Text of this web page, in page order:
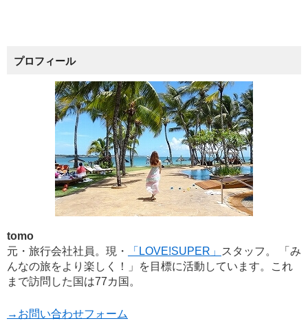
プロフィール
tomo
元・旅行会社社員。現・
「LOVE!SUPER」
スタッフ。 「み
んなの旅をより楽しく！」を目標に活動しています。これ
まで訪問した国は77カ国。
→お問い合わせフォーム